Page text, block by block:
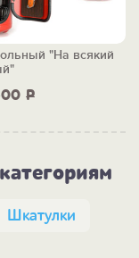
Р
"На всякий
Шкатулки